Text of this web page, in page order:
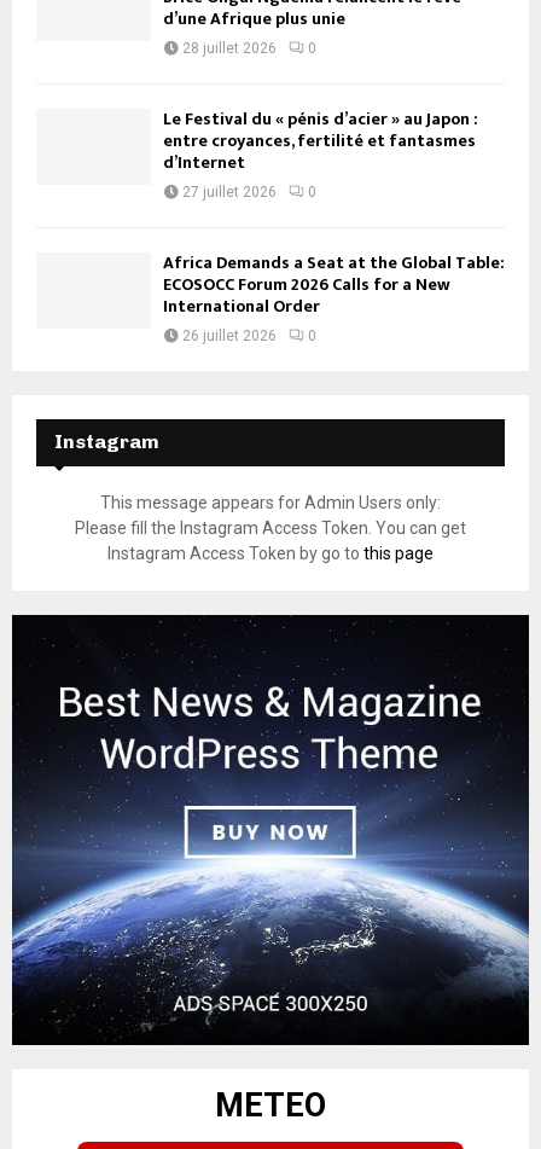
d’une Afrique plus unie
28 juillet 2026 0
Le Festival du « pénis d’acier » au Japon :
entre croyances, fertilité et fantasmes
d’Internet
27 juillet 2026 0
Africa Demands a Seat at the Global Table:
ECOSOCC Forum 2026 Calls for a New
International Order
26 juillet 2026 0
Instagram
This message appears for Admin Users only:
Please fill the Instagram Access Token. You can get
Instagram Access Token by go to this page
METEO